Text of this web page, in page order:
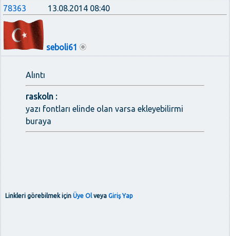
78363 13.08.2014 08:40
seboli61
Alıntı
raskoln :
yazı fontları elinde olan varsa ekleyebilirmi
buraya
Linkleri görebilmek için Üye Olveya Giriş Yap